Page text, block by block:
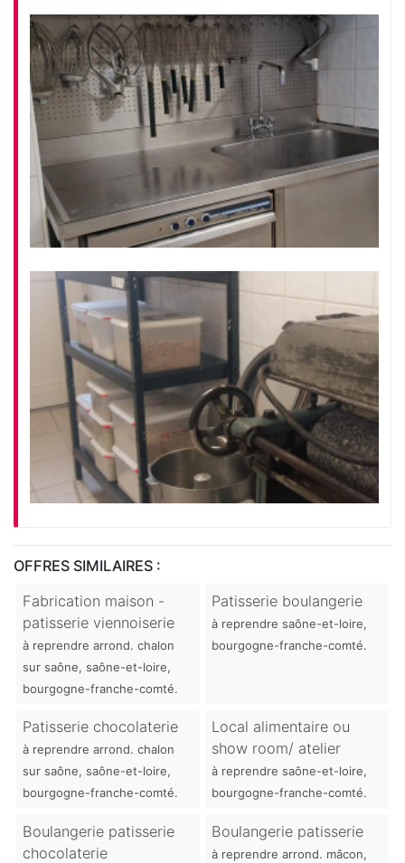
OFFRES SIMILAIRES :
Fabrication maison -
patisserie viennoiserie
à reprendre arrond. chalon
sur saône, saône-et-loire,
bourgogne-franche-comté.
Patisserie boulangerie
à reprendre saône-et-loire,
bourgogne-franche-comté.
Patisserie chocolaterie
à reprendre arrond. chalon
sur saône, saône-et-loire,
bourgogne-franche-comté.
Local alimentaire ou
show room/ atelier
à reprendre saône-et-loire,
bourgogne-franche-comté.
Boulangerie patisserie
chocolaterie
Boulangerie patisserie
à reprendre arrond. mâcon,